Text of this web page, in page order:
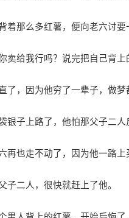
那么多红薯，便向老六讨要
给我行吗？说完把自己背上
，因为他穷了一辈子，做梦
子上路了，他怕那父子二人
也走不动了，因为他一路上
二人，很快就赶上了他。